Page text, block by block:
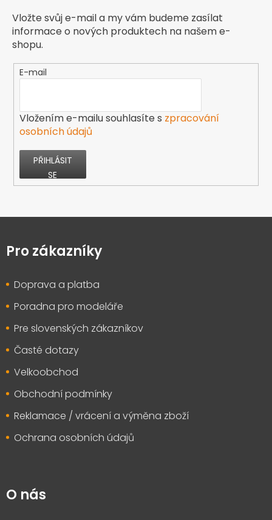
Vložte svůj e-mail a my vám budeme zasílat
informace o nových produktech na našem e-
shopu.
E-mail
Vložením e-mailu souhlasíte s zpracování
osobních údajů
PŘIHLÁSIT
SE
Z
pPro zákazníky
Doprava a platba
Poradna pro modeláře
Pre slovenských zákazníkov
Časté dotazy
Velkoobchod
Obchodní podmínky
Reklamace / vrácení a výměna zboží
Ochrana osobních údajů
O nás